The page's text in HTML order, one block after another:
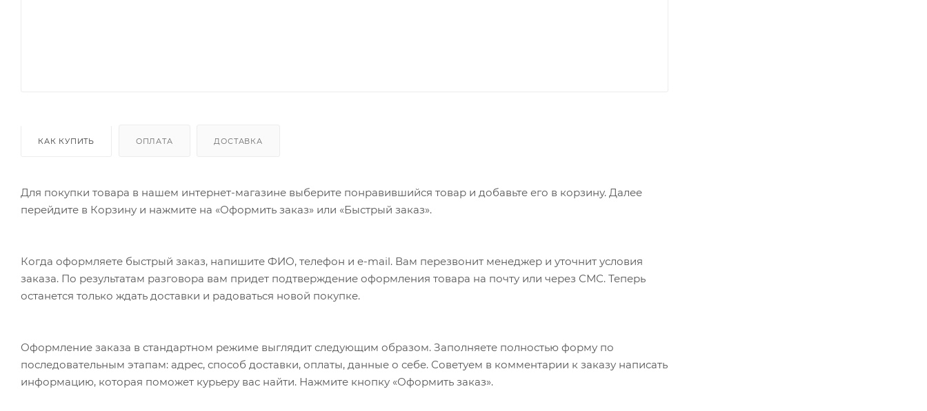
КАК КУПИТЬ ОПЛАТА ДОСТАВКА
Для покупки товара в нашем интернет-магазине выберите понравившийся товар и добавьте его в корзину. Далее
перейдите в Корзину и нажмите на «Оформить заказ» или «Быстрый заказ».
Когда оформляете быстрый заказ, напишите ФИО, телефон и e-mail. Вам перезвонит менеджер и уточнит условия
заказа. По результатам разговора вам придет подтверждение оформления товара на почту или через СМС. Теперь
останется только ждать доставки и радоваться новой покупке.
Оформление заказа в стандартном режиме выглядит следующим образом. Заполняете полностью форму по
последовательным этапам: адрес, способ доставки, оплаты, данные о себе. Советуем в комментарии к заказу написать
информацию, которая поможет курьеру вас найти. Нажмите кнопку «Оформить заказ».